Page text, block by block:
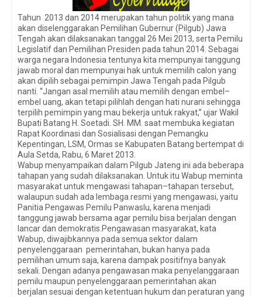
Tahun 2013 dan 2014 merupakan tahun politik yang mana
akan diselenggarakan Pemilihan Gubernur (Pilgub) Jawa
Tengah akan dilaksanakan tanggal 26 Mei 2013, serta Pemilu
Legislatif dan Pemilihan Presiden pada tahun 2014. Sebagai
warga negara Indonesia tentunya kita mempunyai tanggung
jawab moral dan mempunyai hak untuk memilih calon yang
akan dipilih sebagai pemimpin Jawa Tengah pada Pilgub
nanti. “Jangan asal memilih atau memilih dengan embel–
embel uang, akan tetapi pilihlah dengan hati nurani sehingga
terpilih pemimpin yang mau bekerja untuk rakyat,” ujar Wakil
Bupati Batang H. Soetadi. SH. MM. saat membuka kegiatan
Rapat Koordinasi dan Sosialisasi dengan Pemangku
Kepentingan, LSM, Ormas se Kabupaten Batang bertempat di
Aula Setda, Rabu, 6 Maret 2013.
Wabup menyampaikan dalam Pilgub Jateng ini ada beberapa
tahapan yang sudah dilaksanakan. Untuk itu Wabup meminta
masyarakat untuk mengawasi tahapan–tahapan tersebut,
walaupun sudah ada lembaga resmi yang mengawasi, yaitu
Panitia Pengawas Pemilu Panwaslu, karena menjadi
tanggung jawab bersama agar pemilu bisa berjalan dengan
lancar dan demokratis.Pengawasan masyarakat, kata
Wabup, diwajibkannya pada semua sektor dalam
penyelenggaraan pemerintahan, bukan hanya pada
pemilihan umum saja, karena dampak positifnya banyak
sekali. Dengan adanya pengawasan maka penyelanggaraan
pemilu maupun penyelenggaraan pemerintahan akan
berjalan sesuai dengan ketentuan hukum dan peraturan yang